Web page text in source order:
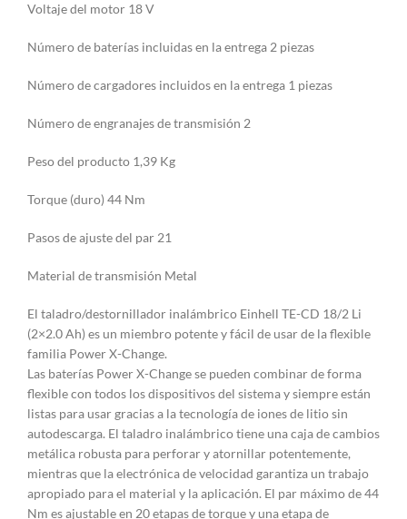
Voltaje del motor 18 V
Número de baterías incluidas en la entrega 2 piezas
Número de cargadores incluidos en la entrega 1 piezas
Número de engranajes de transmisión 2
Peso del producto 1,39 Kg
Torque (duro) 44 Nm
Pasos de ajuste del par 21
Material de transmisión Metal
El taladro/destornillador inalámbrico Einhell TE-CD 18/2 Li
(2×2.0 Ah) es un miembro potente y fácil de usar de la flexible
familia Power X-Change.
Las baterías Power X-Change se pueden combinar de forma
flexible con todos los dispositivos del sistema y siempre están
listas para usar gracias a la tecnología de iones de litio sin
autodescarga. El taladro inalámbrico tiene una caja de cambios
metálica robusta para perforar y atornillar potentemente,
mientras que la electrónica de velocidad garantiza un trabajo
apropiado para el material y la aplicación. El par máximo de 44
Nm es ajustable en 20 etapas de torque y una etapa de